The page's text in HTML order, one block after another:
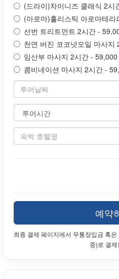
(드라이)차이니즈 클래식 2시
(아로마)홀리스틱 아로마테
선번 트리트먼트 2시간 -
천연 버진 코코넛오일 마사지
임산부 마사지 2시간 - 59,000
콤비네이션 마사지 2시간 -
예약
최종 결제 페이지에서 무통장입금 혹
중)로 결